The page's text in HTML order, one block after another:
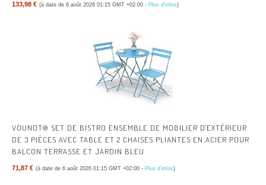
133,98 € (à date de 6 août 2026 01:15 GMT +02:00 - Plus d’infos)
VOUNOT® SET DE BISTRO ENSEMBLE DE MOBILIER D'EXTÉRIEUR
DE 3 PIÈCES AVEC TABLE ET 2 CHAISES PLIANTES EN ACIER POUR
BALCON TERRASSE ET JARDIN BLEU
71,87 € (à date de 6 août 2026 01:15 GMT +02:00 - Plus d’infos)